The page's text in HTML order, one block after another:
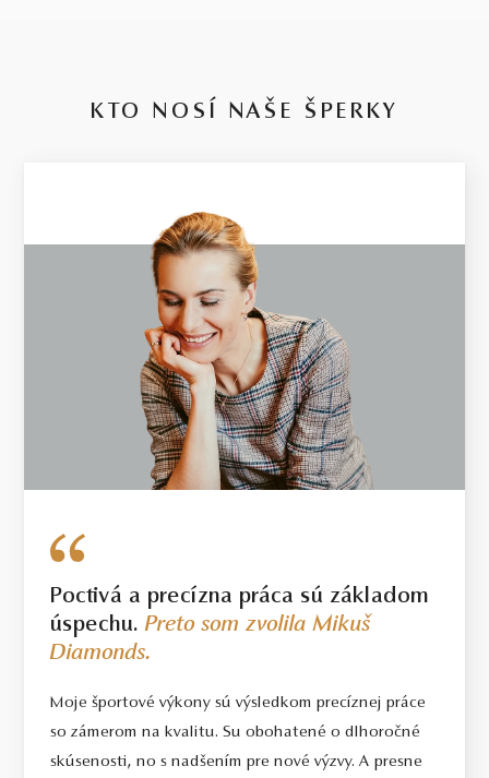
KTO NOSÍ NAŠE ŠPERKY
Poctivá a precízna práca sú základom
úspechu.Preto som zvolila Mikuš
Diamonds.
Moje športové výkony sú výsledkom precíznej práce
so zámerom na kvalitu. Su obohatené o dlhoročné
skúsenosti, no s nadšením pre nové výzvy. A presne